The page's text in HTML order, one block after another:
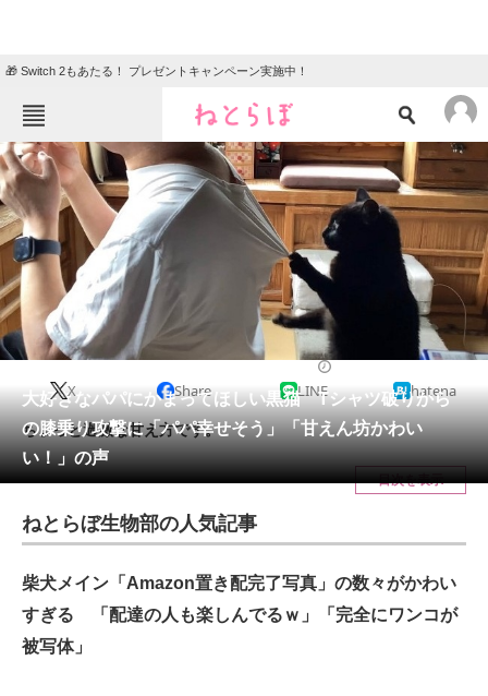
🎁 Switch 2もあたる！ プレゼントキャンペーン実施中！
ねとらぼメニュー
TOP ニュース
エンタメ クイズ
グルメ 地域
住まい 教育・育児
動物 リサーチ
会員記事
メディア
注目記事を集めた総合ページ
ITの今と未来を見通す
スマホと通信の最新トレンド
進化するPCとデバイスの未来
大好きなパパにかまってほしい黒猫 Tシャツ破りから
の膝乗り攻撃に「パパ幸せそう」「甘えん坊かわい
い！」の声
X Share LINE hatena
ちょっと過激な甘え方です。
目次を表示
ねとらぼ生物部の人気記事
柴犬メイン「Amazon置き配完了写真」の数々がかわい
すぎる 「配達の人も楽しんでるｗ」「完全にワンコが
被写体」